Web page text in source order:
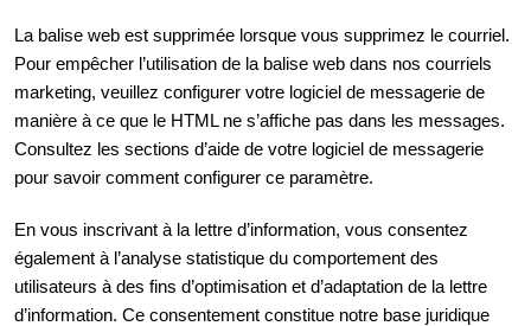
La balise web est supprimée lorsque vous supprimez le courriel.
Pour empêcher l’utilisation de la balise web dans nos courriels
marketing, veuillez configurer votre logiciel de messagerie de
manière à ce que le HTML ne s’affiche pas dans les messages.
Consultez les sections d’aide de votre logiciel de messagerie
pour savoir comment configurer ce paramètre.
En vous inscrivant à la lettre d’information, vous consentez
également à l’analyse statistique du comportement des
utilisateurs à des fins d’optimisation et d’adaptation de la lettre
d’information. Ce consentement constitue notre base juridique